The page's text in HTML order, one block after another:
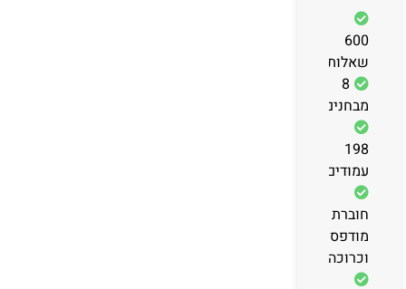
600
שאלות
8
מבחנים
198
עמודים
חוברת
מודפסת
וכרוכה